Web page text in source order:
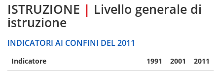
ISTRUZIONE | Livello generale di
istruzione
INDICATORI AI CONFINI DEL 2011
Indicatore 1991 2001 2011